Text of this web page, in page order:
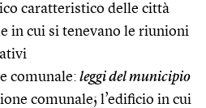
caratteristico delle città
in cui si tenevano le riunioni
comunale: leggi del municipio
comunale; l’edificio in cui